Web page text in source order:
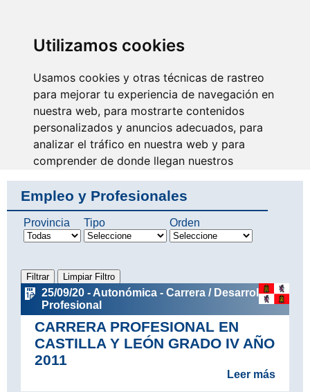
Utilizamos cookies
Usamos cookies y otras técnicas de rastreo
para mejorar tu experiencia de navegación en
nuestra web, para mostrarte contenidos
personalizados y anuncios adecuados, para
analizar el tráfico en nuestra web y para
comprender de donde llegan nuestros
visitantes.
Aceptar
Rechazar
Se escucha nuestra voz y
avanza nuestra profesión
Empleo y Profesionales
Provincia Tipo Orden
25/09/20 - Autonómica - Carrera / Desarrollo
Profesional
CARRERA PROFESIONAL EN
CASTILLA Y LEÓN GRADO IV AÑO
2011
Leer más